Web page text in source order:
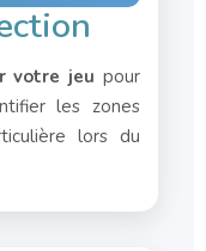
votre jeu pour
les zones
lors du